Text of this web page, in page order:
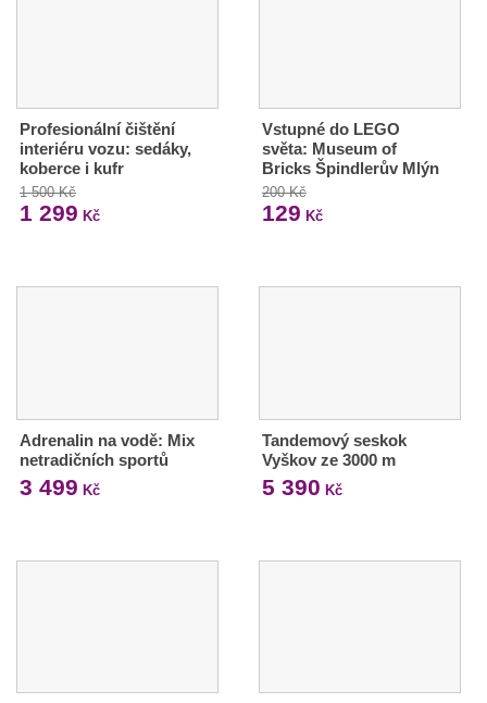
Profesionální čištění
interiéru vozu: sedáky,
koberce i kufr
1 500 Kč
1 299 Kč
Vstupné do LEGO
světa: Museum of
Bricks Špindlerův Mlýn
200 Kč
129 Kč
Adrenalin na vodě: Mix
netradičních sportů
3 499 Kč
Tandemový seskok
Vyškov ze 3000 m
5 390 Kč